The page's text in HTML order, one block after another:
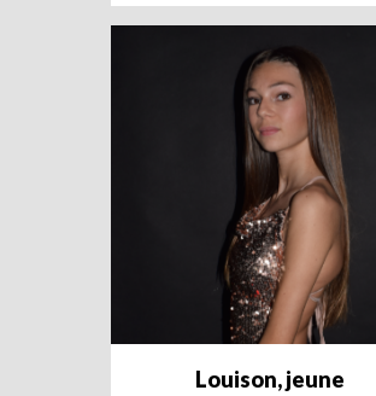
Louison, jeune